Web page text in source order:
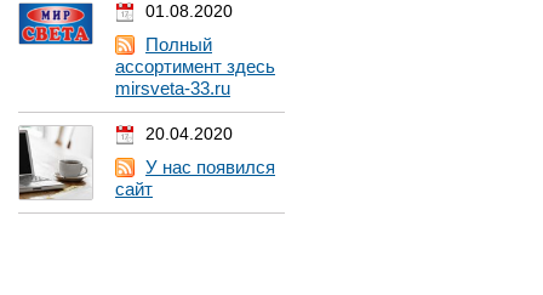
01.08.2020
Полный
ассортимент здесь
mirsveta-33.ru
20.04.2020
У нас появился
сайт